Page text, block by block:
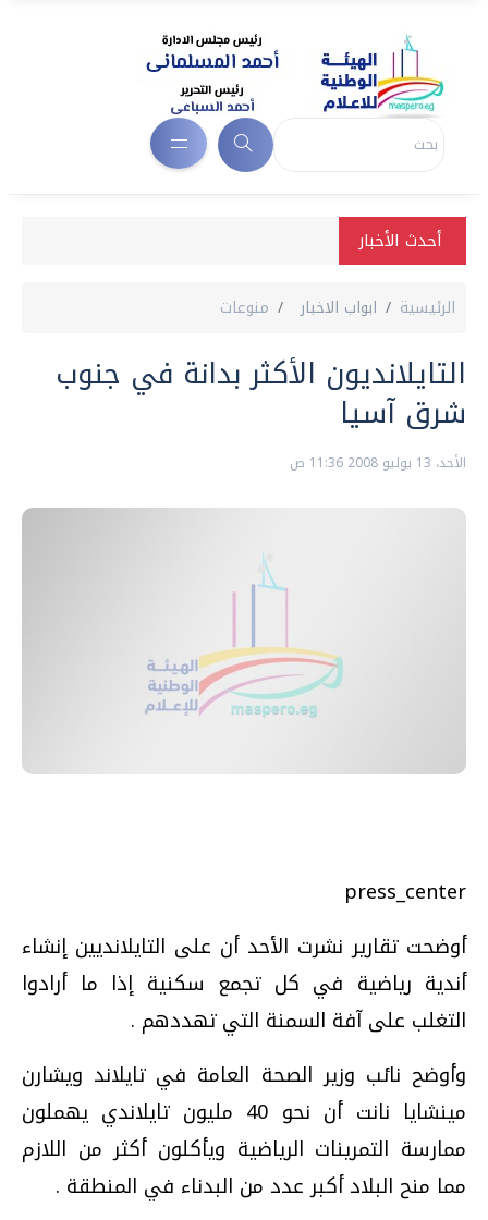
أحدث الأخبار
الرئيسية ابواب الاخبار منوعات
التايلانديون الأكثر بدانة في جنوب
شرق آسيا
الأحد، 13 يوليو 2008 11:36 ص
press_center
أوضحت تقارير نشرت الأحد أن على التايلانديين إنشاء
أندية رياضية في كل تجمع سكنية إذا ما أرادوا
التغلب على آفة السمنة التي تهددهم .
وأوضح نائب وزير الصحة العامة في تايلاند ويشارن
مينشايا نانت أن نحو 40 مليون تايلاندي يهملون
ممارسة التمرينات الرياضية ويأكلون أكثر من اللازم
مما منح البلاد أكبر عدد من البدناء في المنطقة .